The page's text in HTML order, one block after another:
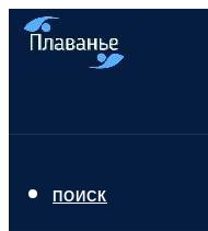
ПОИСК